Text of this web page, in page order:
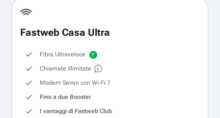
Fastweb Casa Ultra
Fibra Ultraveloce
Chiamate illimitate
Modem Seven con Wi‑Fi 7
Fino a due Booster
I vantaggi di Fastweb Club